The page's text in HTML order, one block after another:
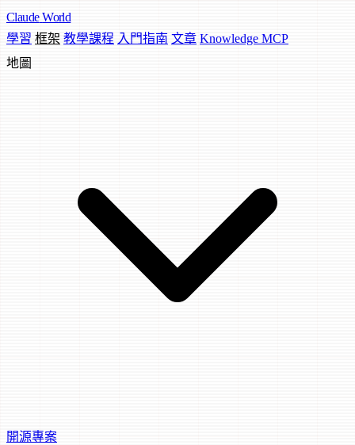
Claude World
學習 框架 教學課程 入門指南 文章 Knowledge MCP
地圖
開源專案